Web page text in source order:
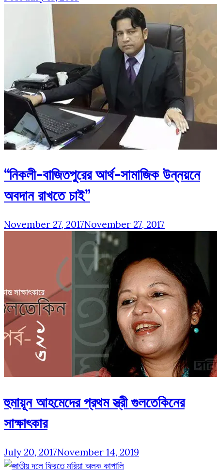
“নিকলী-বাজিতপুরের আর্থ-সামাজিক উন্নয়নে
অবদান রাখতে চাই”
November 27, 2017November 27, 2017
হুমায়ূন আহমেদের প্রথম স্ত্রী গুলতেকিনের
সাক্ষাৎকার
July 20, 2017November 14, 2019